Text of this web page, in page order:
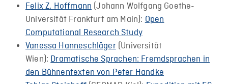
Felix Z. Hoffmann (Johann Wolfgang Goethe-
Universität Frankfurt am Main): Open
Computational Research Study
Vanessa Hanneschläger(Universität
Wien): Dramatische Sprachen: Fremdsprachen in
den Bühnentexten von Peter Handke